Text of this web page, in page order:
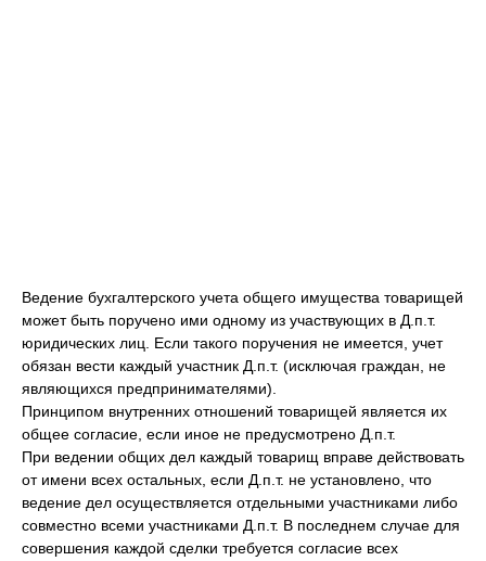
Ведение бухгалтерского учета общего имущества товарищей
может быть поручено ими одному из участвующих в Д.п.т.
юридических лиц. Если такого поручения не имеется, учет
обязан вести каждый участник Д.п.т. (исключая граждан, не
являющихся предпринимателями).
Принципом внутренних отношений товарищей является их
общее согласие, если иное не предусмотрено Д.п.т.
При ведении общих дел каждый товарищ вправе действовать
от имени всех остальных, если Д.п.т. не установлено, что
ведение дел осуществляется отдельными участниками либо
совместно всеми участниками Д.п.т. В последнем случае для
совершения каждой сделки требуется согласие всех